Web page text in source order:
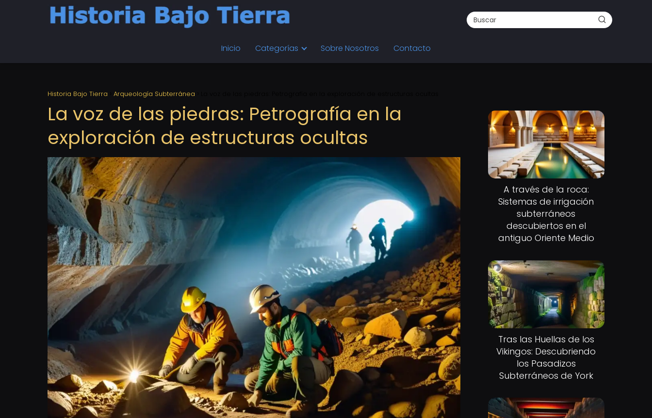
Inicio Categorías Sobre Nosotros Contacto
Historia Bajo Tierra Arqueología Subterránea
La voz de las piedras: Petrografía en la
exploración de estructuras ocultas
A través de la roca:
Sistemas de irrigación
subterráneos
descubiertos en el
antiguo Oriente Medio
Tras las Huellas de los
Vikingos: Descubriendo
los Pasadizos
Subterráneos de York